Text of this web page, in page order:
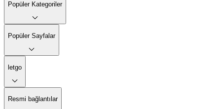
Popüler Kategoriler
Popüler Sayfalar
letgo
Resmi bağlantılar